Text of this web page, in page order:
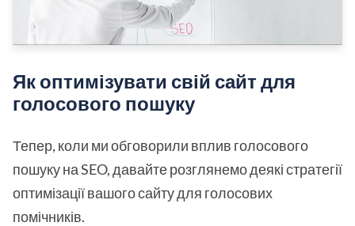
Як оптимізувати свій сайт для
голосового пошуку
Тепер, коли ми обговорили вплив голосового
пошуку на SEO, давайте розглянемо деякі стратегії
оптимізації вашого сайту для голосових
помічників.